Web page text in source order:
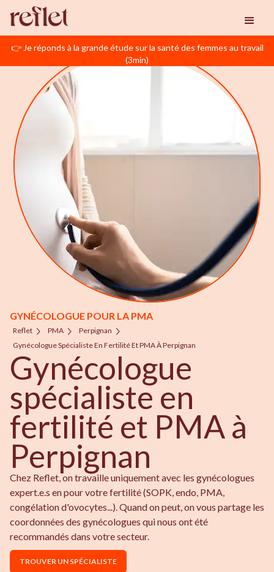
👉 Je réponds à la grande étude sur la santé des femmes au travail
(3min)
GYNÉCOLOGUE POUR LA PMA
Reflet PMA
Perpignan
Gynécologue Spécialiste En Fertilité Et PMA À Perpignan
Gynécologue
spécialiste en
fertilité et PMA à
Perpignan
Chez Reflet, on travaille uniquement avec les gynécologues
expert.e.s en pour votre fertilité (SOPK, endo, PMA,
congélation d'ovocytes...). Quand on peut, on vous partage les
coordonnées des gynécologues qui nous ont été
recommandés dans votre secteur.
TROUVER UN SPÉCIALISTE